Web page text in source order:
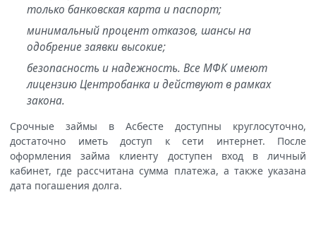
только банковская карта и паспорт;
минимальный процент отказов, шансы на
одобрение заявки высокие;
безопасность и надежность. Все МФК имеют
лицензию Центробанка и действуют в рамках
закона.
Срочные займы в Асбесте доступны круглосуточно,
достаточно иметь доступ к сети интернет. После
оформления займа клиенту доступен вход в личный
кабинет, где рассчитана сумма платежа, а также указана
дата погашения долга.